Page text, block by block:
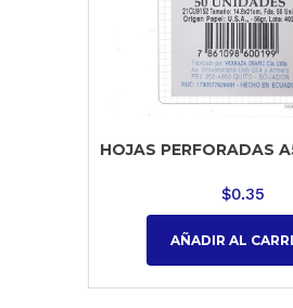
HOJAS PERFORADAS
$0.35
AÑADIR AL